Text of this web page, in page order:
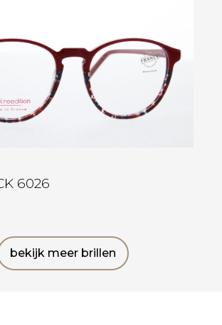
6026
bekijk meer brillen